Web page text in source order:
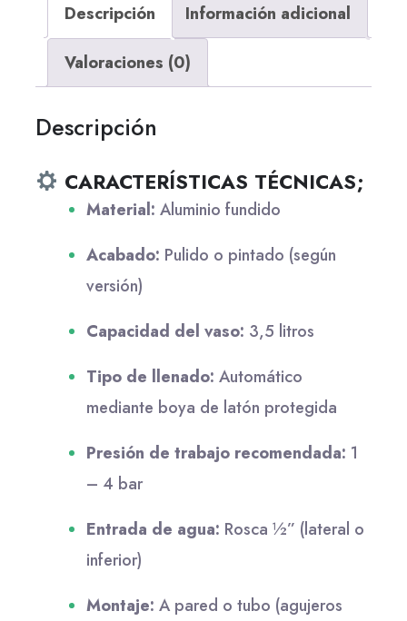
Descripción Información adicional
Valoraciones (0)
Descripción
CARACTERÍSTICAS TÉCNICAS;
Material: Aluminio fundido
Acabado: Pulido o pintado (según
versión)
Capacidad del vaso: 3,5 litros
Tipo de llenado: Automático
mediante boya de latón protegida
Presión de trabajo recomendada: 1
– 4 bar
Entrada de agua: Rosca ½” (lateral o
inferior)
Montaje: A pared o tubo (agujeros